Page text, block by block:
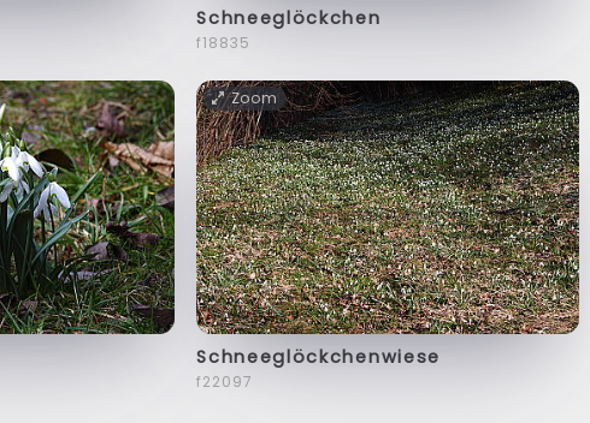
Schneeglöckchen
f18835
Zoom
Schneeglöckchenwiese
f22097